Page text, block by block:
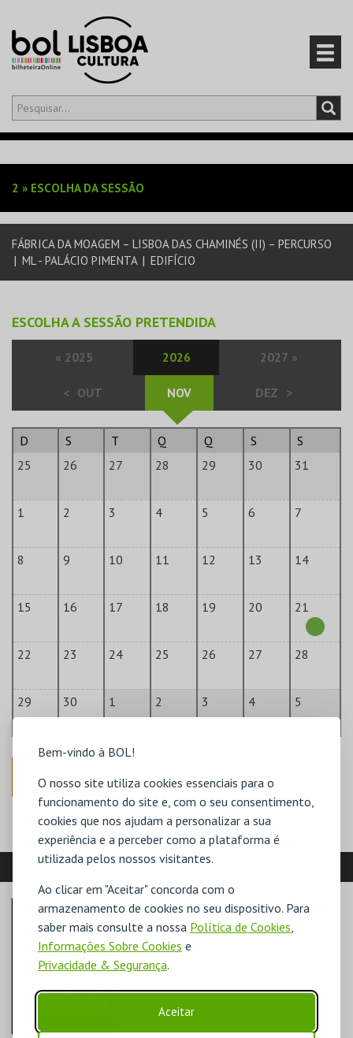
Bem-vindo à BOL!
O nosso site utiliza cookies essenciais para o
funcionamento do site e, com o seu consentimento,
cookies que nos ajudam a personalizar a sua
experiência e a perceber como a plataforma é
utilizada pelos nossos visitantes.
Ao clicar em "Aceitar" concorda com o
armazenamento de cookies no seu dispositivo. Para
saber mais consulte a nossa Política de Cookies,
Informações Sobre Cookies e
Privacidade & Segurança.
Aceitar
Olá,iniciar sessão
EVENTOS
CARTÕES
2 » ESCOLHA DA SESSÃO
FÁBRICA DA MOAGEM – LISBOA DAS CHAMINÉS (II) – PERCURSO
| ML - PALÁCIO PIMENTA | EDIFÍCIO
ESCOLHA A SESSÃO PRETENDIDA
« 2025 2026 2027 »
< OUT NOV DEZ >
D S T Q Q S
S
25
26 27 28 29 30 31
1 2 3 4 5 6 7
8 9 10 11 12 13 14
15 16 17 18 19 20 21
22 23 24 25 26 27 28
29 30 1 2 3 4 5
ANTERIOR
VEJA AINDA: